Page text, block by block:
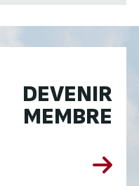
DEVENIR
MEMBRE